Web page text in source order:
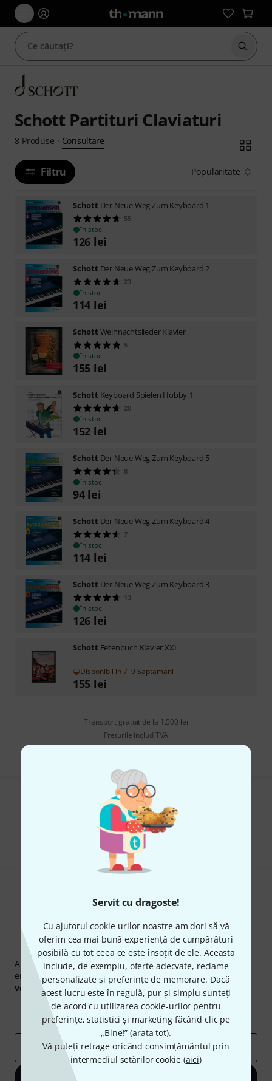
Servit cu dragoste!
Cu ajutorul cookie-urilor noastre am dori să vă
oferim cea mai bună experiență de cumpărături
posibilă cu tot ceea ce este însoțit de ele. Aceasta
include, de exemplu, oferte adecvate, reclame
personalizate și preferințe de memorare. Dacă
acest lucru este în regulă, pur și simplu sunteți
de acord cu utilizarea cookie-urilor pentru
preferințe, statistici și marketing făcând clic pe
„Bine!” (arata tot).
Vă puteți retrage oricând consimțământul prin
intermediul setărilor cookie (aici)
Schott Partituri Claviaturi
8 Produse · Consultare
Filtru Popularitate
Schott Der Neue Weg Zum Keyboard 1
55
în stoc
126 lei
Schott Der Neue Weg Zum Keyboard 2
23
în stoc
114 lei
Schott Weihnachtslieder Klavier
5
în stoc
155 lei
Schott Keyboard Spielen Hobby 1
20
în stoc
152 lei
Schott Der Neue Weg Zum Keyboard 5
8
în stoc
94 lei
Schott Der Neue Weg Zum Keyboard 4
7
în stoc
114 lei
Schott Der Neue Weg Zum Keyboard 3
13
în stoc
126 lei
Schott Fetenbuch Klavier XXL
Disponibil in 7–9 Saptamani
155 lei
Transport gratuit de la 1.500 lei
Preturile includ TVA
Îți place ceea ce vezi?
Share Ajutor și feedback
Newsletter Thomann
Abonați-vă la buletinul informativ Thomann în limba
engleză și, cu puțin noroc, puteți câștiga unul dintre
voucherele în valoare de
fiecare!
Contribuții inspiraționale
Oferte
Perspectivele Thomann
adresă de email*